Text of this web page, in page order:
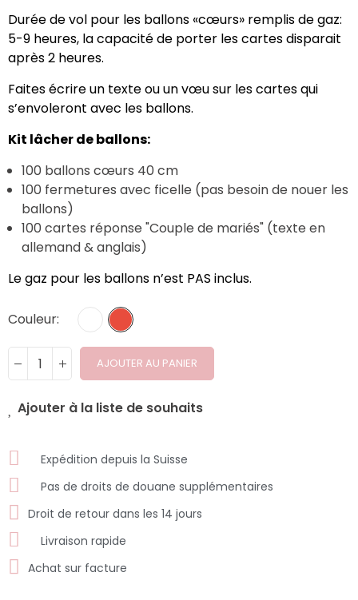
Durée de vol pour les ballons «cœurs» remplis de gaz:
5-9 heures, la capacité de porter les cartes disparait
après 2 heures.
Faites écrire un texte ou un vœu sur les cartes qui
s’envoleront avec les ballons.
Kit lâcher de ballons:
100 ballons cœurs 40 cm
100 fermetures avec ficelle (pas besoin de nouer les
ballons)
100 cartes réponse "Couple de mariés" (texte en
allemand & anglais)
Le gaz pour les ballons n’est PAS inclus.
Couleur
AJOUTER AU PANIER
Ajouter à la liste de souhaits
Expédition depuis la Suisse
Pas de droits de douane supplémentaires
Droit de retour dans les 14 jours
Livraison rapide
Achat sur facture